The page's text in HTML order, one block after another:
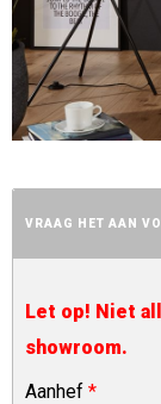
VRAAG HET AAN
Let op! Niet
showroom.
Aanhef *